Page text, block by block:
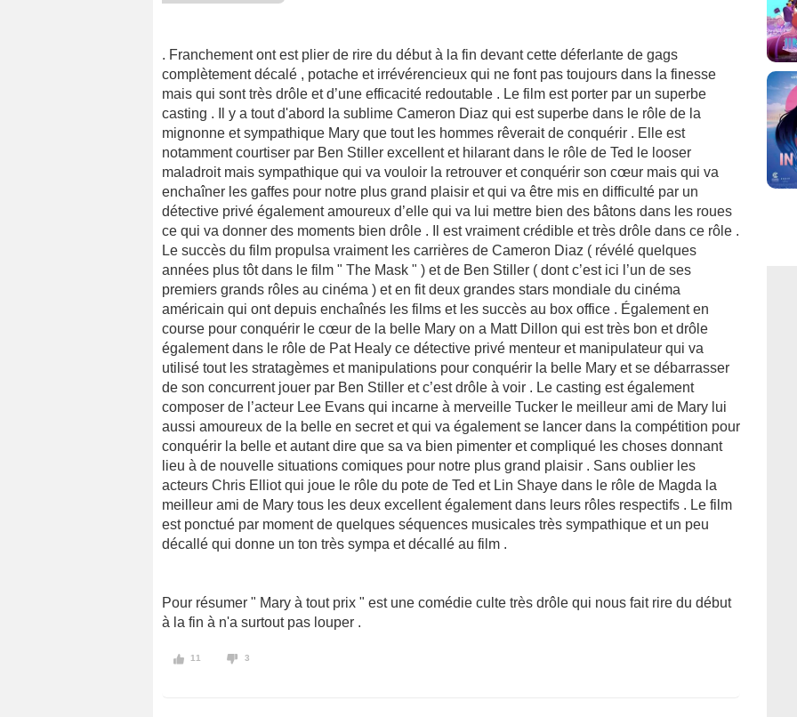
. Franchement ont est plier de rire du début à la fin devant cette déferlante de gags
complètement décalé , potache et irrévérencieux qui ne font pas toujours dans la finesse
mais qui sont très drôle et d’une efficacité redoutable . Le film est porter par un superbe
casting . Il y a tout d'abord la sublime Cameron Diaz qui est superbe dans le rôle de la
mignonne et sympathique Mary que tout les hommes rêverait de conquérir . Elle est
notamment courtiser par Ben Stiller excellent et hilarant dans le rôle de Ted le looser
maladroit mais sympathique qui va vouloir la retrouver et conquérir son cœur mais qui va
enchaîner les gaffes pour notre plus grand plaisir et qui va être mis en difficulté par un
détective privé également amoureux d’elle qui va lui mettre bien des bâtons dans les roues
ce qui va donner des moments bien drôle . Il est vraiment crédible et très drôle dans ce rôle .
Le succès du film propulsa vraiment les carrières de Cameron Diaz ( révélé quelques
années plus tôt dans le film " The Mask " ) et de Ben Stiller ( dont c’est ici l’un de ses
premiers grands rôles au cinéma ) et en fit deux grandes stars mondiale du cinéma
américain qui ont depuis enchaînés les films et les succès au box office . Également en
course pour conquérir le cœur de la belle Mary on a Matt Dillon qui est très bon et drôle
également dans le rôle de Pat Healy ce détective privé menteur et manipulateur qui va
utilisé tout les stratagèmes et manipulations pour conquérir la belle Mary et se débarrasser
de son concurrent jouer par Ben Stiller et c’est drôle à voir . Le casting est également
composer de l’acteur Lee Evans qui incarne à merveille Tucker le meilleur ami de Mary lui
aussi amoureux de la belle en secret et qui va également se lancer dans la compétition pour
conquérir la belle et autant dire que sa va bien pimenter et compliqué les choses donnant
lieu à de nouvelle situations comiques pour notre plus grand plaisir . Sans oublier les
acteurs Chris Elliot qui joue le rôle du pote de Ted et Lin Shaye dans le rôle de Magda la
meilleur ami de Mary tous les deux excellent également dans leurs rôles respectifs . Le film
est ponctué par moment de quelques séquences musicales très sympathique et un peu
décallé qui donne un ton très sympa et décallé au film .
Pour résumer " Mary à tout prix " est une comédie culte très drôle qui nous fait rire du début
à la fin à n'a surtout pas louper .
11 3